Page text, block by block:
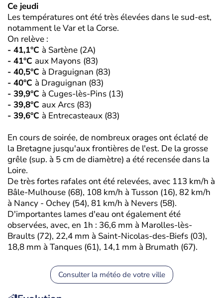
Ce jeudi
Les températures ont été très élevées dans le sud-est,
notamment le Var et la Corse.
On relève :
- 41,1°C à Sartène (2A)
- 41°C aux Mayons (83)
- 40,5°C à Draguignan (83)
- 40°C à Draguignan (83)
- 39,9°C à Cuges-lès-Pins (13)
- 39,8°C aux Arcs (83)
- 39,6°C à Entrecasteaux (83)
En cours de soirée, de nombreux orages ont éclaté de
la Bretagne jusqu'aux frontières de l'est. De la grosse
grêle (sup. à 5 cm de diamètre) a été recensée dans la
Loire.
De très fortes rafales ont été relevées, avec 113 km/h à
Bâle-Mulhouse (68), 108 km/h à Tusson (16), 82 km/h
à Nancy - Ochey (54), 81 km/h à Nevers (58).
D'importantes lames d'eau ont également été
observées, avec, en 1h : 36,6 mm à Marolles-lès-
Braults (72), 22,4 mm à Saint-Nicolas-des-Biefs (03),
18,8 mm à Tanques (61), 14,1 mm à Brumath (67).
Consulter la météo de votre ville